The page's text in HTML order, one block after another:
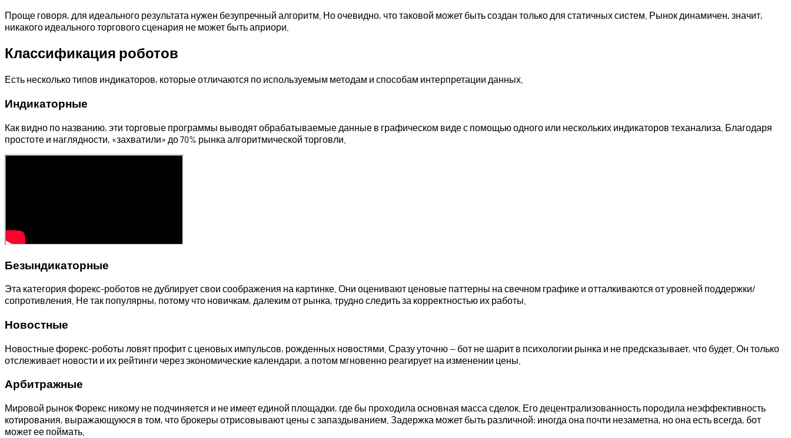
Проще говоря, для идеального результата нужен безупречный алгоритм. Но очевидно, что таковой может быть создан только для статичных систем. Рынок динамичен, значит,
никакого идеального торгового сценария не может быть априори.
Классификация роботов
Есть несколько типов индикаторов, которые отличаются по используемым методам и способам интерпретации данных.
Индикаторные
Как видно по названию, эти торговые программы выводят обрабатываемые данные в графическом виде с помощью одного или нескольких индикаторов теханализа. Благодаря
простоте и наглядности, «захватили» до 70% рынка алгоритмической торговли.
Безындикаторные
Эта категория форекс-роботов не дублирует свои соображения на картинке. Они оценивают ценовые паттерны на свечном графике и отталкиваются от уровней поддержки/
сопротивления. Не так популярны, потому что новичкам, далеким от рынка, трудно следить за корректностью их работы.
Новостные
Новостные форекс-роботы ловят профит с ценовых импульсов, рожденных новостями. Сразу уточню — бот не шарит в психологии рынка и не предсказывает, что будет. Он только
отслеживает новости и их рейтинги через экономические календари, а потом мгновенно реагирует на изменении цены.
Арбитражные
Мировой рынок Форекс никому не подчиняется и не имеет единой площадки, где бы проходила основная масса сделок. Его децентрализованность породила неэффективность
котирования, выражающуюся в том, что брокеры отрисовывают цены с запаздыванием. Задержка может быть различной: иногда она почти незаметна, но она есть всегда, бот
может ее поймать.